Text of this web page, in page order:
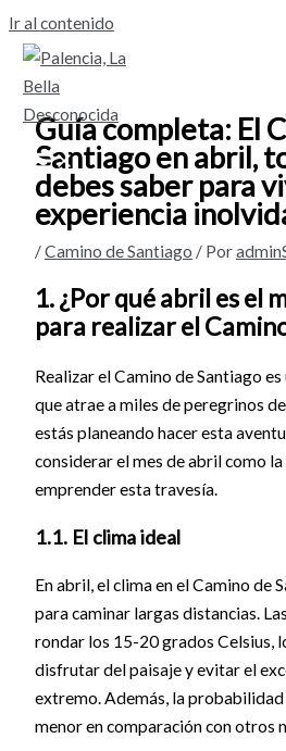
Ir al contenido
Guía completa: El
Santiago en abril,
debes saber para
experiencia
/Camino de Santiago / Por
1. ¿Por qué abril es el
para realizar el
Realizar el Camino de Santiago
que atrae a miles de peregrinos
estás planeando hacer esta
considerar el mes de abril como
emprender esta travesía.
1.1. El clima ideal
En abril, el clima en el Camino de
para caminar largas distancias.
rondar los 15-20 grados Celsius,
disfrutar del paisaje y evitar el
extremo. Además, la probabilidad
menor en comparación con otros